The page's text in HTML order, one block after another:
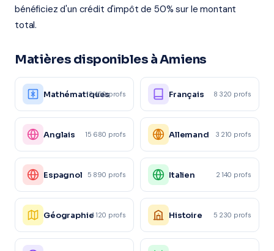
bénéficiez d'un crédit d'impôt de 50% sur le montant
total.
Matières disponibles à Amiens
Mathématiques
12 450 profs Français 8 320 profs
Anglais 15 680 profs Allemand 3 210 profs
Espagnol 5 890 profs Italien 2 140 profs
Géographie4 120 profs Histoire 5 230 profs